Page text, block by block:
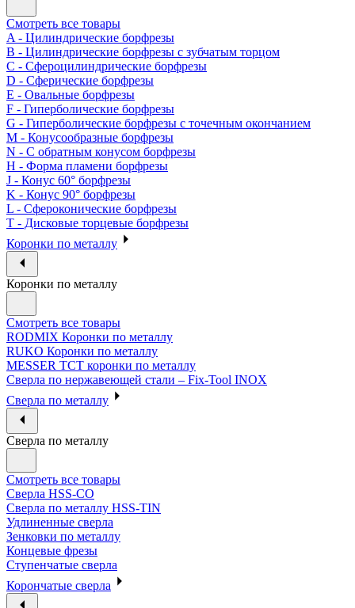
Смотреть все товары
A - Цилиндрические борфрезы
B - Цилиндрические борфрезы с зубчатым торцом
C - Сфероцилиндрические борфрезы
D - Сферические борфрезы
E - Овальные борфрезы
F - Гиперболические борфрезы
G - Гиперболические борфрезы с точечным окончанием
M - Конусообразные борфрезы
N - С обратным конусом борфрезы
H - Форма пламени борфрезы
J - Конус 60° борфрезы
K - Конус 90° борфрезы
L - Сфероконические борфрезы
T - Дисковые торцевые борфрезы
Коронки по металлу
Коронки по металлу
Смотреть все товары
RODMIX Коронки по металлу
RUKO Коронки по металлу
MESSER ТСТ коронки по металлу
Сверла по нержавеющей стали – Fix-Tool INOX
Сверла по металлу
Сверла по металлу
Смотреть все товары
Сверла HSS-CO
Сверла по металлу HSS-TIN
Удлиненные сверла
Зенковки по металлу
Концевые фрезы
Ступенчатые сверла
Корончатые сверла